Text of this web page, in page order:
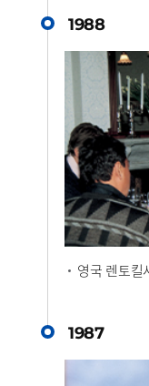
1988
영국 렌토킬
1987